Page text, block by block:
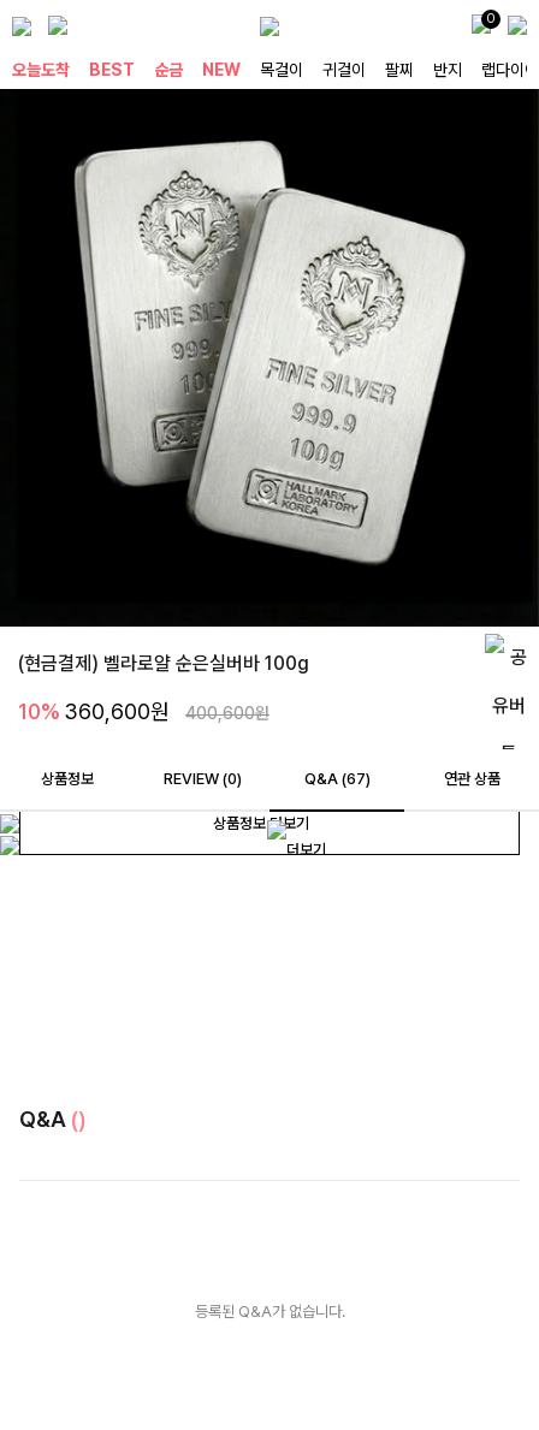
0
오늘도착 BEST 순금 NEW 목걸이 귀걸이 팔찌 반지 랩다이아
(현금결제) 벨라로얄 순은실버바 100g
10% 360,600원 400,600원
상품정보 REVIEW (0) Q&A (67) 연관 상품
상품정보 더보기
Q&A ()
등록된 Q&A가 없습니다.